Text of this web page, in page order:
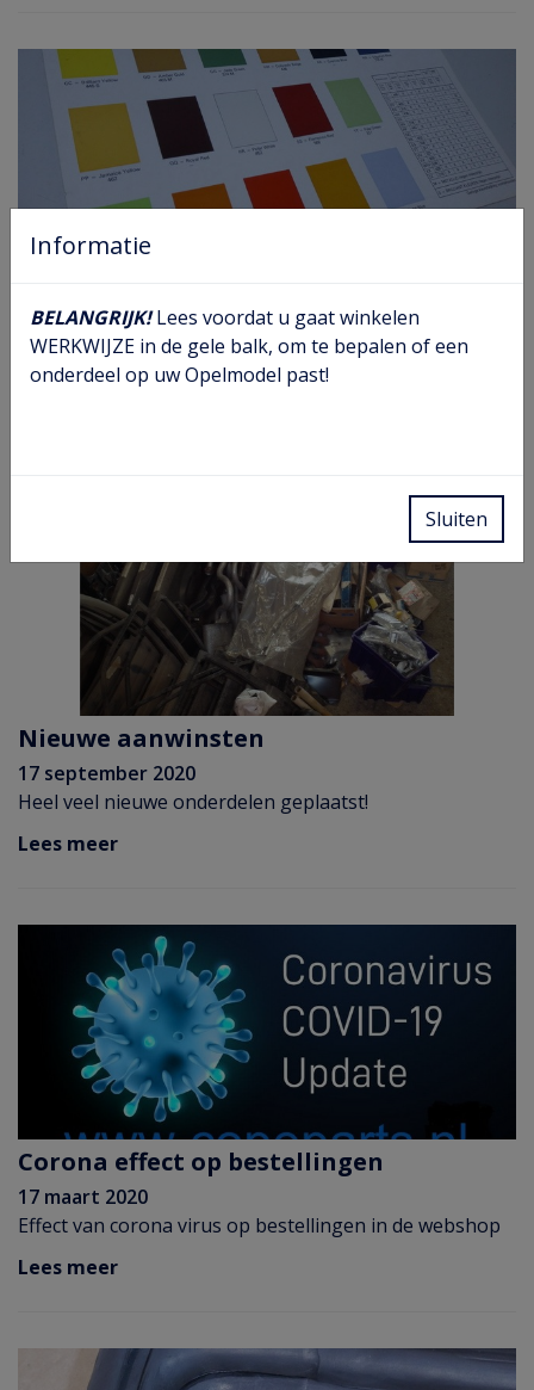
24 oktober 2020
Tijdelijk gratis folders bij uw Kadett C, Manta Ascona B
en rekord E bestelling!
Nieuwe aanwinsten
17 september 2020
Heel veel nieuwe onderdelen geplaatst!
Lees meer
Corona effect op bestellingen
17 maart 2020
Effect van corona virus op bestellingen in de webshop
Lees meer
Informatie
BELANGRIJK!Lees voordat u gaat winkelen
WERKWIJZE in de gele balk, om te bepalen of een
onderdeel op uw Opelmodel past!
Sluiten